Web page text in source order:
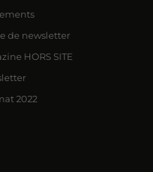
de newsletter
HORS SITE
2022